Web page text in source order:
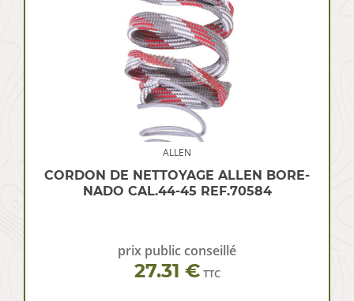
ALLEN
CORDON DE NETTOYAGE ALLEN BORE-
NADO CAL.44-45 REF.70584
prix public conseillé
27.31 € TTC